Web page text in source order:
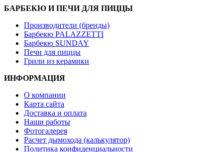
БАРБЕКЮ И ПЕЧИ ДЛЯ ПИЦЦЫ
Производители (бренды)
Барбекю PALAZZETTI
Барбекю SUNDAY
Печи для пиццы
Грили из керамики
ИНФОРМАЦИЯ
О компании
Карта сайта
Доставка и оплата
Наши работы
Фотогалерея
Расчет дымохода (калькулятор)
Политика конфиденциальности